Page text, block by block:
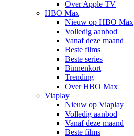
Over Apple TV
HBO Max
Nieuw op HBO Max
Volledig aanbod
Vanaf deze maand
Beste films
Beste series
Binnenkort
Trending
Over HBO Max
Viaplay
Nieuw op Viaplay
Volledig aanbod
Vanaf deze maand
Beste films